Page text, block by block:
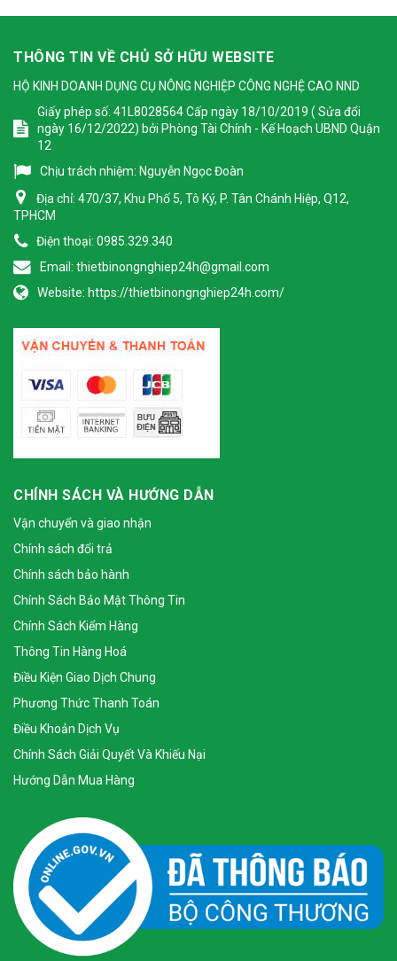
THÔNG TIN VỀ CHỦ SỞ HỮU WEBSITE
HỘ KINH DOANH DỤNG CỤ NÔNG NGHIỆP CÔNG NGHỆ CAO NND
Giấy phép số: 41L8028564 Cấp ngày 18/10/2019 ( Sửa đổi
ngày 16/12/2022) bởi Phòng Tài Chính - Kế Hoạch UBND Quận
12
Chịu trách nhiệm: Nguyễn Ngọc Đoàn
Địa chỉ: 470/37, Khu Phố 5, Tô Ký, P. Tân Chánh Hiệp, Q12,
TPHCM
Điện thoại: 0985.329.340
Email: thietbinongnghiep24h@gmail.com
Website: https://thietbinongnghiep24h.com/
CHÍNH SÁCH VÀ HƯỚNG DẪN
Vận chuyển và giao nhận
Chính sách đổi trả
Chính sách bảo hành
Chính Sách Bảo Mật Thông Tin
Chính Sách Kiểm Hàng
Thông Tin Hàng Hoá
Điều Kiện Giao Dịch Chung
Phương Thức Thanh Toán
Điều Khoản Dịch Vụ
Chính Sách Giải Quyết Và Khiếu Nại
Hướng Dẫn Mua Hàng